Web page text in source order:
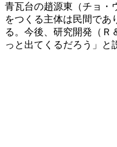
青瓦台の趙源東（チョ・
をつくる主体は民間であ
る。今後、研究開発（Ｒ
っと出てくるだろう」と